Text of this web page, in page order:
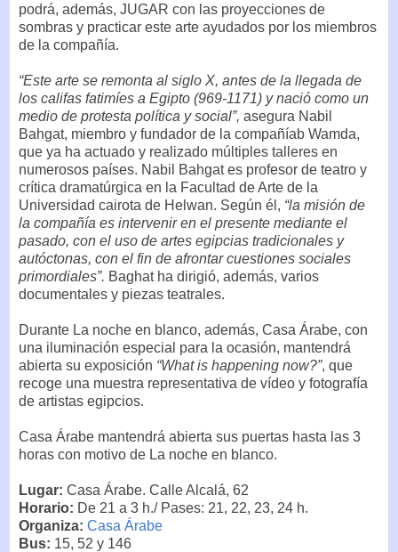
podrá, además, JUGAR con las proyecciones de
sombras y practicar este arte ayudados por los miembros
de la compañía.
“Este arte se remonta al siglo X, antes de la llegada de
los califas fatimíes a Egipto (969-1171) y nació como un
medio de protesta política y social”, asegura Nabil
Bahgat, miembro y fundador de la compañíab Wamda,
que ya ha actuado y realizado múltiples talleres en
numerosos países. Nabil Bahgat es profesor de teatro y
crítica dramatúrgica en la Facultad de Arte de la
Universidad cairota de Helwan. Según él, “la misión de
la compañía es intervenir en el presente mediante el
pasado, con el uso de artes egipcias tradicionales y
autóctonas, con el fin de afrontar cuestiones sociales
primordiales”. Baghat ha dirigió, además, varios
documentales y piezas teatrales.
Durante La noche en blanco, además, Casa Árabe, con
una iluminación especial para la ocasión, mantendrá
abierta su exposición “What is happening now?”, que
recoge una muestra representativa de vídeo y fotografía
de artistas egipcios.
Casa Árabe mantendrá abierta sus puertas hasta las 3
horas con motivo de La noche en blanco.
Lugar: Casa Árabe. Calle Alcalá, 62
Horario: De 21 a 3 h./ Pases: 21, 22, 23, 24 h.
Organiza: Casa Árabe
Bus: 15, 52 y 146